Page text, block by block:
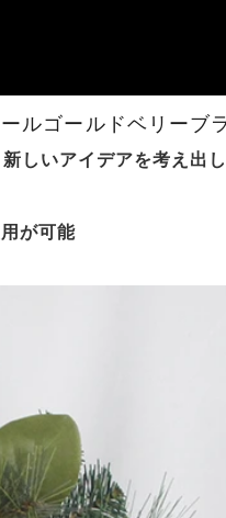
ルゴールドベリーブ
しいアイデアを考え出
が可能